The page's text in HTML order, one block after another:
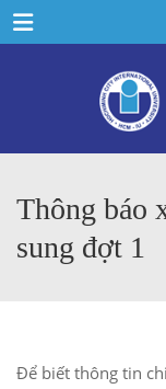
Menu
Thông báo
sung đợt 1
Để biết thông tin